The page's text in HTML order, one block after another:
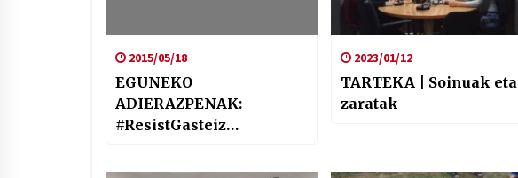
2015/05/18
EGUNEKO
ADIERAZPENAK:
#ResistGasteiz
bortitzera
2023/01/12
TARTEKA | Soinuak eta
zaratak